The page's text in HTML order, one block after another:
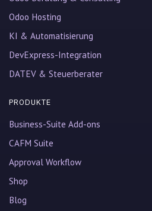
Odoo Hosting
KI & Automatisierung
DevExpress-Integration
DATEV & Steuerberater
PRODUKTE
Business-Suite Add-ons
CAFM Suite
Approval Workflow
Shop
Blog